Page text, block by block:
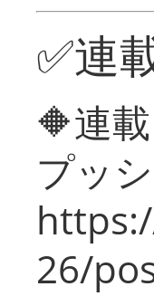
✅連
🔶連
プッ
26/